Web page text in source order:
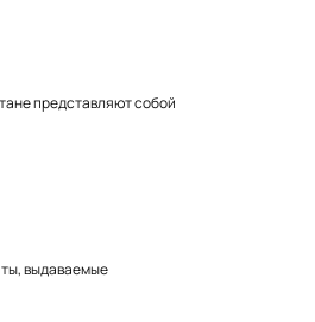
представляют собой
выдаваемые